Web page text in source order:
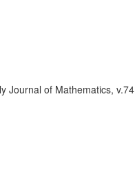
Journal of Mathematics,